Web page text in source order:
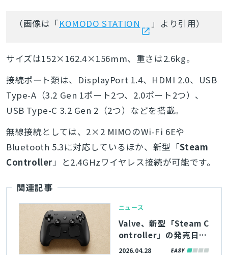
（画像は「KOMODO STATION 」より引用）
サイズは152×162.4×156mm、重さは2.6kg。
接続ポート類は、DisplayPort 1.4、HDMI 2.0、USB
Type-A（3.2 Gen 1ポート2つ、2.0ポート2つ）、
USB Type-C 3.2 Gen 2（2つ）などを搭載。
無線接続としては、2×2 MIMOのWi-Fi 6Eや
Bluetooth 5.3に対応しているほか、新型「Steam
Controller」と2.4GHzワイヤレス接続が可能です。
関連記事
ニュース
Valve、新型「Steam C
ontroller」の発売日や
製品詳細を発表。磁気
2026.04.28